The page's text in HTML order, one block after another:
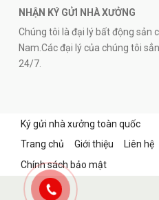
NHẬN KÝ GỬI NHÀ XƯỞNG
Chúng tôi là đại lý bất động sản
Nam.Các đại lý của chúng tôi
24/7.
Ký gửi nhà xưởng toàn quốc
Trang chủ
Giới thiệu Liên hệ
Chính sách bảo mật